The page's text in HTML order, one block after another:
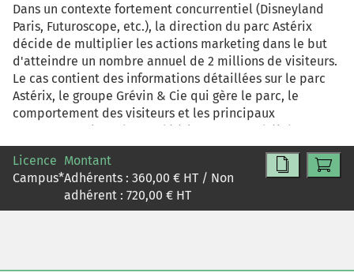
Dans un contexte fortement concurrentiel (Disneyland
Paris, Futuroscope, etc.), la direction du parc Astérix
décide de multiplier les actions marketing dans le but
d'atteindre un nombre annuel de 2 millions de visiteurs.
Le cas contient des informations détaillées sur le parc
Astérix, le groupe Grévin & Cie qui gère le parc, le
comportement des visiteurs et les principaux
concurrents. Il est demandé à l'apprenant d'élaborer un
plan marketing: diagnostics interne et externe, stratégie
marketing (segmentation, ciblage, positionnement),
marketing-mix (politique de produit, de prix, de
distribution et de communication).
Licence
Campus*
Montant
Adhérents : 360,00 € HT / Non
adhérent : 720,00 € HT